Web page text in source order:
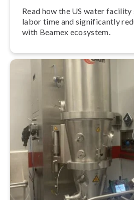
Read how the US water facility
labor time and si­gni­fi­cant­ly
with Beamex ecosystem.